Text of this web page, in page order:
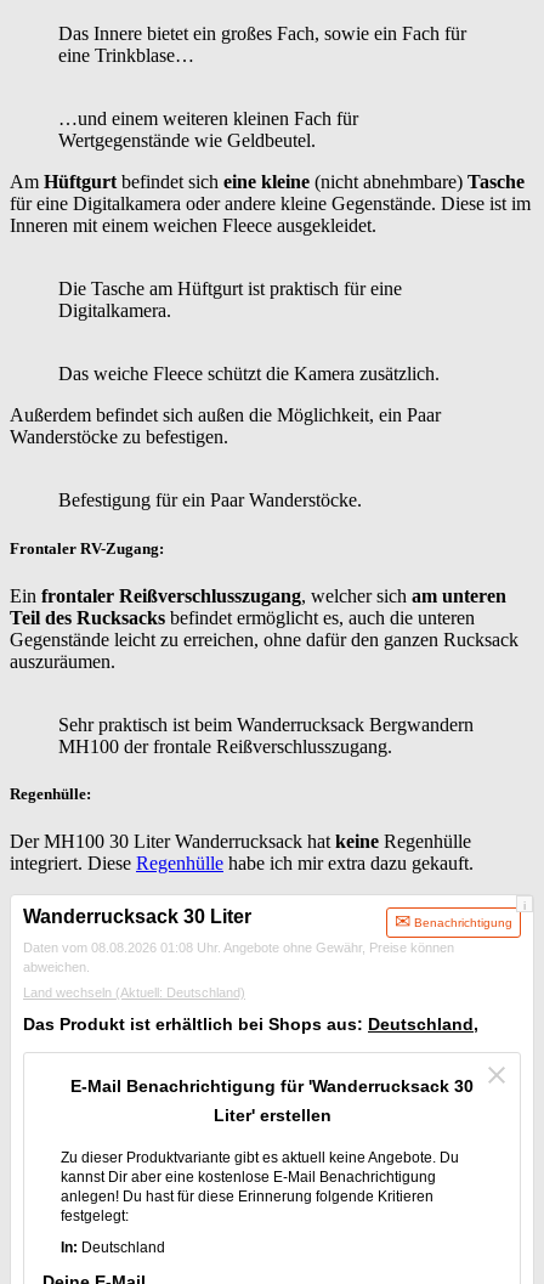
Das Innere bietet ein großes Fach, sowie ein Fach für
eine Trinkblase…
…und einem weiteren kleinen Fach für
Wertgegenstände wie Geldbeutel.
Am Hüftgurtbefindet sich eine kleine (nicht abnehmbare) Tasche
für eine Digitalkamera oder andere kleine Gegenstände. Diese ist im
Inneren mit einem weichen Fleece ausgekleidet.
Die Tasche am Hüftgurt ist praktisch für eine
Digitalkamera.
Das weiche Fleece schützt die Kamera zusätzlich.
Außerdem befindet sich außen die Möglichkeit, ein Paar
Wanderstöcke zu befestigen.
Befestigung für ein Paar Wanderstöcke.
Frontaler RV-Zugang:
Ein frontaler Reißverschlusszugang, welcher sich am unteren
Teil des Rucksacks befindet ermöglicht es, auch die unteren
Gegenstände leicht zu erreichen, ohne dafür den ganzen Rucksack
auszuräumen.
Sehr praktisch ist beim Wanderrucksack Bergwandern
MH100 der frontale Reißverschlusszugang.
Regenhülle:
Der MH100 30 Liter Wanderrucksack hat keine Regenhülle
integriert. Diese Regenhülle habe ich mir extra dazu gekauft.
i
Wanderrucksack 30 Liter Benachrichtigung
Daten vom 08.08.2026 01:08 Uhr. Angebote ohne Gewähr, Preise können
abweichen.
Land wechseln (Aktuell: Deutschland)
Das Produkt ist erhältlich bei Shops aus: Deutschland,
E-Mail Benachrichtigung für 'Wanderrucksack 30
Liter' erstellen
Zu dieser Produktvariante gibt es aktuell keine Angebote. Du
kannst Dir aber eine kostenlose E-Mail Benachrichtigung
anlegen! Du hast für diese Erinnerung folgende Kritieren
festgelegt:
In: Deutschland